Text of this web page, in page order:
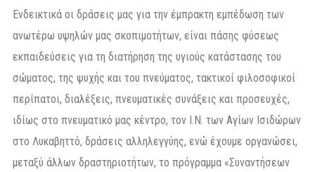
Ενδεικτικά οι δράσεις μας για την έμπρακτη εμπέδωση των
ανωτέρω υψηλών μας σκοπιμοτήτων, είναι πάσης φύσεως
εκπαιδεύσεις για τη διατήρηση της υγιούς κατάστασης του
σώματος, της ψυχής και του πνεύματος, τακτικοί φιλοσοφικοί
περίπατοι, διαλέξεις, πνευματικές συνάξεις και προσευχές,
ιδίως στο πνευματικό μας κέντρο, τον Ι.Ν. των Αγίων Ισιδώρων
στο Λυκαβηττό, δράσεις αλληλεγγύης, ενώ έχουμε οργανώσει,
μεταξύ άλλων δραστηριοτήτων, το πρόγραμμα «Συναντήσεων